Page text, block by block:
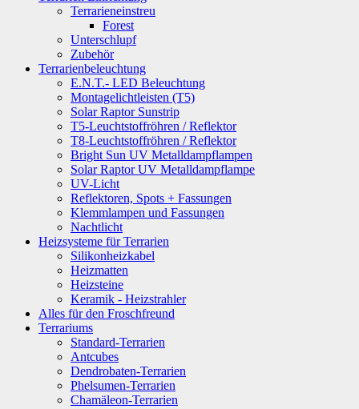
Terrarieneinstreu
Forest
Unterschlupf
Zubehör
Terrarienbeleuchtung
E.N.T.- LED Beleuchtung
Montagelichtleisten (T5)
Solar Raptor Sunstrip
T5-Leuchtstoffröhren / Reflektor
T8-Leuchtstoffröhren / Reflektor
Bright Sun UV Metalldampflampen
Solar Raptor UV Metalldampflampe
UV-Licht
Reflektoren, Spots + Fassungen
Klemmlampen und Fassungen
Nachtlicht
Heizsysteme für Terrarien
Silikonheizkabel
Heizmatten
Heizsteine
Keramik - Heizstrahler
Alles für den Froschfreund
Terrariums
Standard-Terrarien
Antcubes
Dendrobaten-Terrarien
Phelsumen-Terrarien
Chamäleon-Terrarien